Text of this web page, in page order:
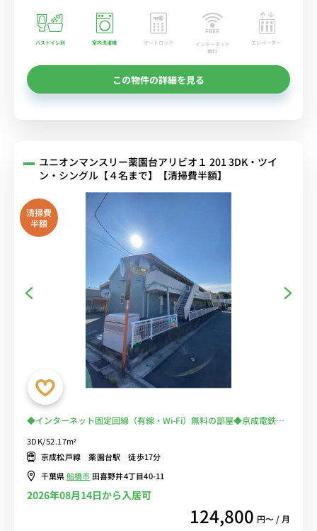
バストイレ別 室内洗濯機 オートロック
インターネット
無料
エレベーター
この物件の詳細を見る
ユニオンマンスリー薬園台アリビオ１ 201 3DK・ツイ
ン・シングル【４名まで】【清掃費半額】
清掃費
半額
◆インターネット固定回線（有線・Wi-Fi）無料の部屋◆京成電鉄京
デスク、ソファのある広々52㎡のお部屋
3DK/52.17m²
京成松戸線 薬園台駅 徒歩17分
千葉県船橋市 田喜野井4丁目40-11
2026年08月14日から入居可
124,800 円〜 / 月